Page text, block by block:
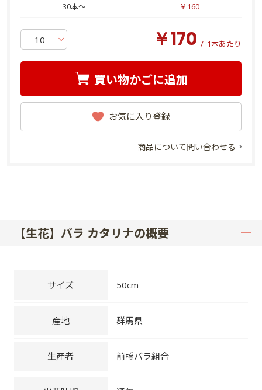
30本～
￥160
￥170 / 1本あたり
買い物かごに追加
お気に入り登録
商品について問い合わせる
【生花】バラ カタリナの概要
サイズ 50cm
産地 群馬県
生産者 前橋バラ組合